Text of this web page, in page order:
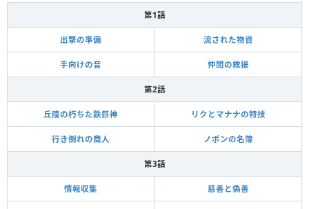
第1話
出撃の準備 流された物資
手向けの音 仲間の救援
第2話
丘陵の朽ちた鉄巨神 リクとマナナの特技
行き倒れの商人 ノポンの名簿
第3話
情報収集 慈善と偽善